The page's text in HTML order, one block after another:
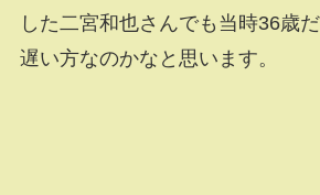
した二宮和也さんでも当時36歳
遅い方なのかなと思います。